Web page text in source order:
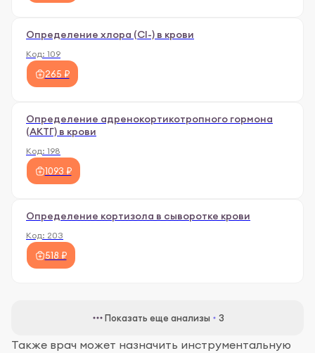
Определение хлора (Сl-) в крови
Код: 109
265 ₽
Определение адренoкортикотропного гормона
(АКТГ) в крови
Код: 198
1093 ₽
Определение кортизола в сыворотке крови
Код: 203
518 ₽
Показать еще анализы 3
Также врач может назначить инструментальную